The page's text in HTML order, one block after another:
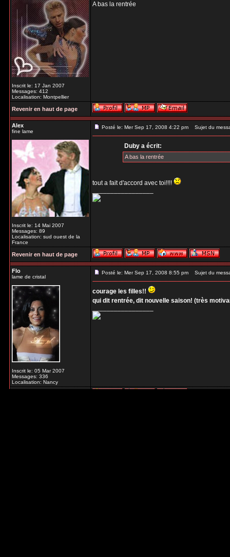
Inscrit le: 17 Jan 2007
Messages: 412
Localisation: Montpellier
A bas la rentrée
Revenir en haut de page
Alex
fine lame
Inscrit le: 14 Mai 2007
Messages: 89
Localisation: sud ouest de la
France
Posté le: Mer Sep 17, 2008 4:22 pm Sujet du
Duby a écrit:
A bas la rentrée
tout a fait d'accord avec toi!!!!
_________________
Revenir en haut de page
Flo
lame de cristal
Inscrit le: 05 Mar 2007
Messages: 336
Localisation: Nancy
Posté le: Mer Sep 17, 2008 8:55 pm Sujet du
courage les filles!!
qui dit rentrée, dit nouvelle saison! (très
_________________